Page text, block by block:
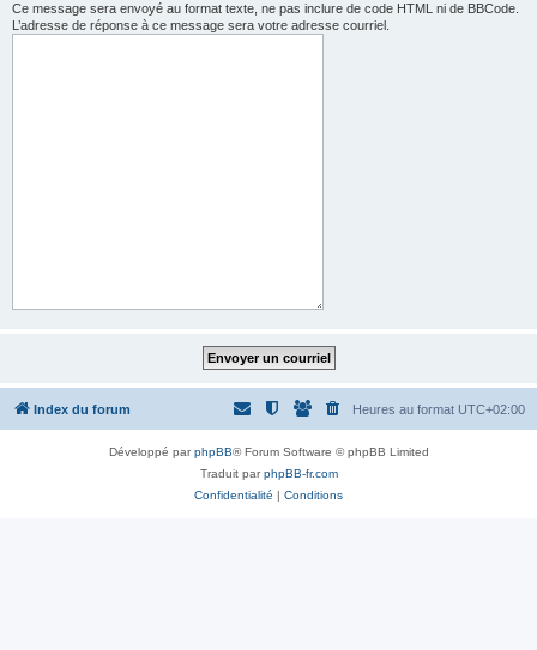
Ce message sera envoyé au format texte, ne pas inclure de code HTML ni de BBCode.
L’adresse de réponse à ce message sera votre adresse courriel.
Index du forum Heures au format UTC+02:00
Développé parphpBB® Forum Software © phpBB Limited
Traduit parphpBB-fr.com
Confidentialité | Conditions